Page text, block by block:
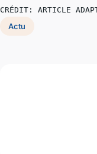
CRÉDIT: ARTICLE
Actu